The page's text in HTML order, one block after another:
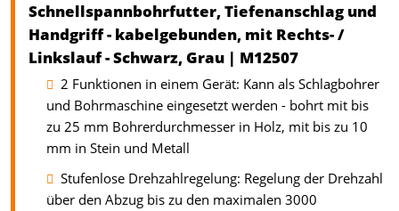
Schnellspannbohrfutter, Tiefenanschlag und
Handgriff - kabelgebunden, mit Rechts- /
Linkslauf - Schwarz, Grau | M12507
2 Funktionen in einem Gerät: Kann als Schlagbohrer
und Bohrmaschine eingesetzt werden - bohrt mit bis
zu 25 mm Bohrerdurchmesser in Holz, mit bis zu 10
mm in Stein und Metall
Stufenlose Drehzahlregelung: Regelung der Drehzahl
über den Abzug bis zu den maximalen 3000